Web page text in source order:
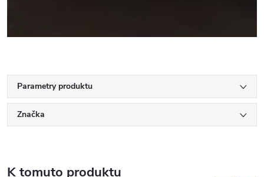
Parametry produktu
Značka
K tomuto produktu